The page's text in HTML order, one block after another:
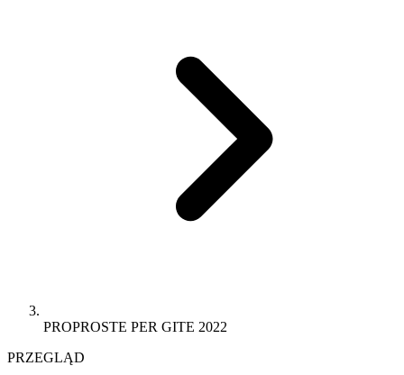
PROPROSTE PER GITE 2022
PRZEGLĄD